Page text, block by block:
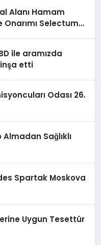
Alanı Hamam
Onarımı Selectum
ile aramızda
etti
Odası 26.
Sağlıklı
Spartak Moskova
Uygun Tesettür